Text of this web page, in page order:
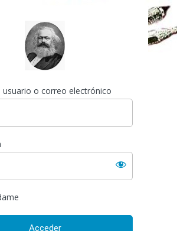
http://espai-marx.net/
usuario o correo electrónico